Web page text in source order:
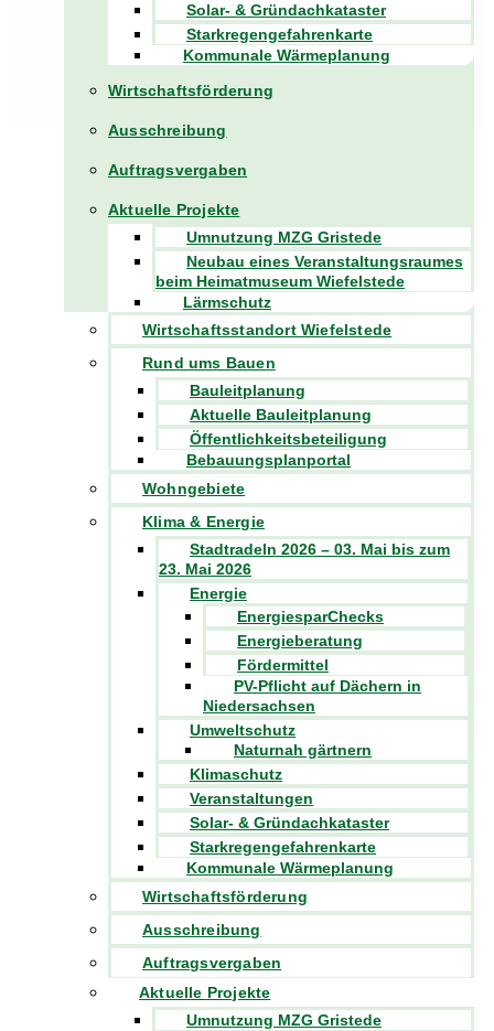
Solar- & Gründachkataster
Starkregengefahrenkarte
Kommunale Wärmeplanung
Wirtschaftsförderung
Ausschreibung
Auftragsvergaben
Aktuelle Projekte
Umnutzung MZG Gristede
Neubau eines Veranstaltungsraumes
beim Heimatmuseum Wiefelstede
Lärmschutz
Wirtschaftsstandort Wiefelstede
Rund ums Bauen
Bauleitplanung
Aktuelle Bauleitplanung
Öffentlichkeitsbeteiligung
Bebauungsplanportal
Wohngebiete
Klima & Energie
Stadtradeln 2026 – 03. Mai bis zum
23. Mai 2026
Energie
EnergiesparChecks
Energieberatung
Fördermittel
PV-Pflicht auf Dächern in
Niedersachsen
Umweltschutz
Naturnah gärtnern
Klimaschutz
Veranstaltungen
Solar- & Gründachkataster
Starkregengefahrenkarte
Kommunale Wärmeplanung
Wirtschaftsförderung
Ausschreibung
Auftragsvergaben
Aktuelle Projekte
Umnutzung MZG Gristede